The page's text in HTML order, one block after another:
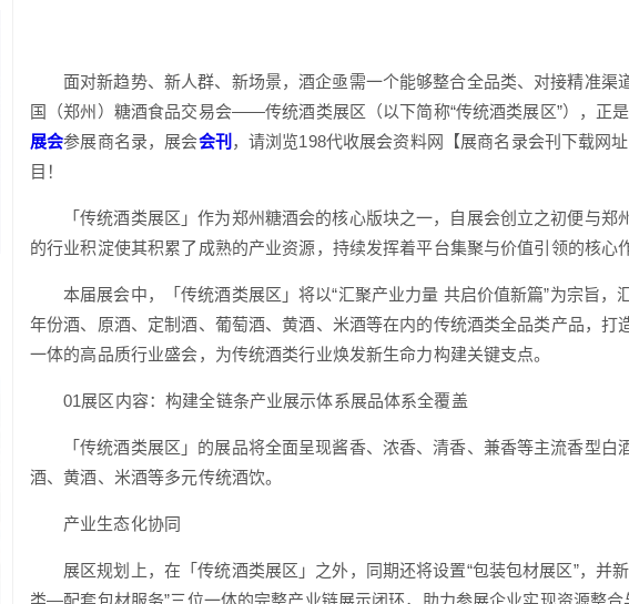
面对新趋势、新人群、新场景，酒企亟需一个能够整合全品类、对接精准
国（郑州）糖酒食品交易会——传统酒类展区（以下简称“传统酒类展区”），正
展会参展商名录，展会会刊 ，请浏览198代收展会资料网【展商名录会刊下载网址
目！
「传统酒类展区」作为郑州糖酒会的核心版块之一，自展会创立之初便与
的行业积淀使其积累了成熟的产业资源，持续发挥着平台集聚与价值引领的核心
本届展会中，「传统酒类展区」将以“汇聚产业力量 共启价值新篇”为宗旨，
年份酒、原酒、定制酒、葡萄酒、黄酒、米酒等在内的传统酒类全品类产品，
一体的高品质行业盛会，为传统酒类行业焕发新生命力构建关键支点。
01展区内容：构建全链条产业展示体系展品体系全覆盖
「传统酒类展区」的展品将全面呈现酱香、浓香、清香、兼香等主流香型
酒、黄酒、米酒等多元传统酒饮。
产业生态化协同
展区规划上，在「传统酒类展区」之外，同期还将设置“包装包材展区”，并
类—配套包材服务”三位一体的完整产业链展示闭环，助力参展企业实现资源整合